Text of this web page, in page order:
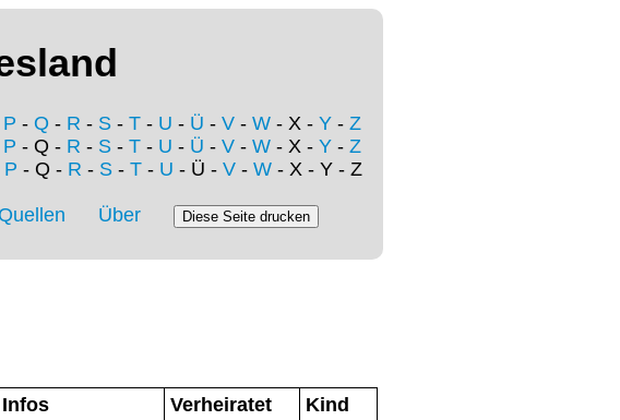
P - Q - R - S - T - U - Ü - V - W - X - Y - Z
P - Q - R - S - T - U - Ü - V - W - X - Y - Z
P - Q - R - S- T- U - Ü - V- W- X - Y - Z
Über
Infos Verheiratet
Kind